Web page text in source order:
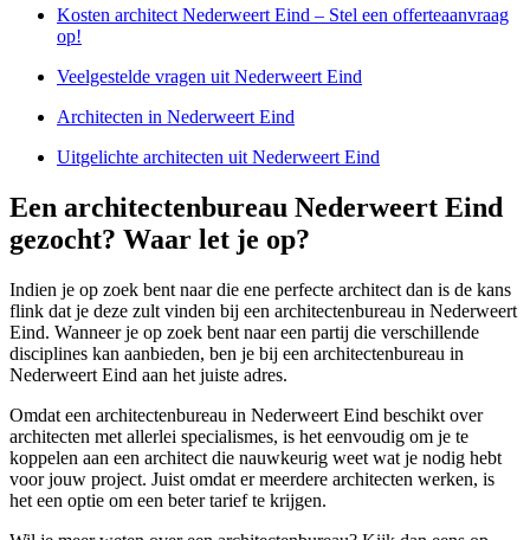
Kosten architect Nederweert Eind – Stel een offerteaanvraag
op!
Veelgestelde vragen uit Nederweert Eind
Architecten in Nederweert Eind
Uitgelichte architecten uit Nederweert Eind
Een architectenbureau Nederweert Eind
gezocht? Waar let je op?
Indien je op zoek bent naar die ene perfecte architect dan is de kans
flink dat je deze zult vinden bij een architectenbureau in Nederweert
Eind. Wanneer je op zoek bent naar een partij die verschillende
disciplines kan aanbieden, ben je bij een architectenbureau in
Nederweert Eind aan het juiste adres.
Omdat een architectenbureau in Nederweert Eind beschikt over
architecten met allerlei specialismes, is het eenvoudig om je te
koppelen aan een architect die nauwkeurig weet wat je nodig hebt
voor jouw project. Juist omdat er meerdere architecten werken, is
het een optie om een beter tarief te krijgen.